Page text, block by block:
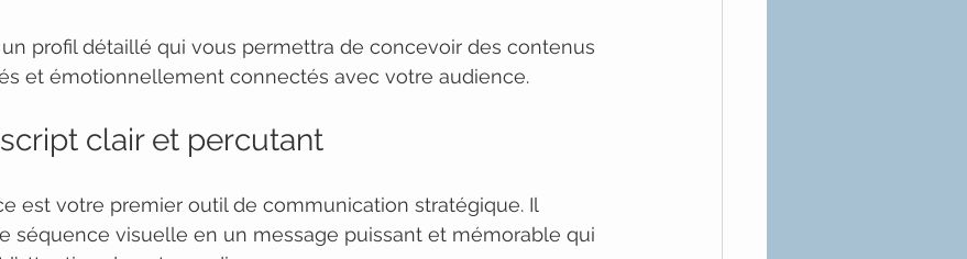
un profil détaillé qui vous permettra de concevoir des contenus
et émotionnellement connectés avec votre audience.
clair et percutant
est votre premier outil de communication stratégique. Il
séquence visuelle en un message puissant et mémorable qui